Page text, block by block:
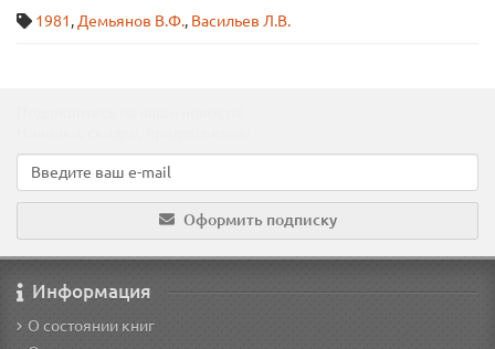
1981, Демьянов В.Ф., Васильев Л.В.
Оформить подписку
Информация
О состоянии книг